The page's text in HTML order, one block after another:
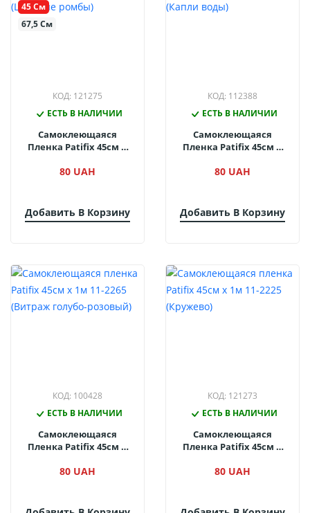
45 См
67,5 См
КОД: 121275
ЕСТЬ В НАЛИЧИИ
Самоклеющаяся
Пленка Patifix 45см Х
Ромбы)
80 UAH
Добавить В Корзину
КОД: 112388
ЕСТЬ В НАЛИЧИИ
Самоклеющаяся
Пленка Patifix 45см Х
80 UAH
Добавить В Корзину
КОД: 100428
ЕСТЬ В НАЛИЧИИ
Самоклеющаяся
Пленка Patifix 45см Х
Голубо-Розовый)
80 UAH
КОД: 121273
ЕСТЬ В НАЛИЧИИ
Самоклеющаяся
Пленка Patifix 45см Х
80 UAH